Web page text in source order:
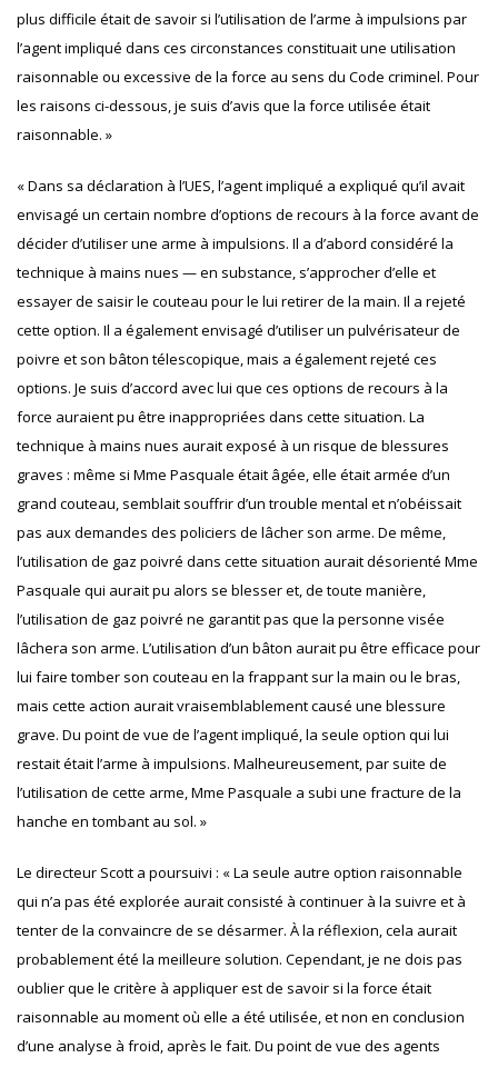
plus difficile était de savoir si l’utilisation de l’arme à impulsions par
l’agent impliqué dans ces circonstances constituait une utilisation
raisonnable ou excessive de la force au sens du Code criminel. Pour
les raisons ci-dessous, je suis d’avis que la force utilisée était
raisonnable. »
« Dans sa déclaration à l’UES, l’agent impliqué a expliqué qu’il avait
envisagé un certain nombre d’options de recours à la force avant de
décider d’utiliser une arme à impulsions. Il a d’abord considéré la
technique à mains nues — en substance, s’approcher d’elle et
essayer de saisir le couteau pour le lui retirer de la main. Il a rejeté
cette option. Il a également envisagé d’utiliser un pulvérisateur de
poivre et son bâton télescopique, mais a également rejeté ces
options. Je suis d’accord avec lui que ces options de recours à la
force auraient pu être inappropriées dans cette situation. La
technique à mains nues aurait exposé à un risque de blessures
graves : même si Mme Pasquale était âgée, elle était armée d’un
grand couteau, semblait souffrir d’un trouble mental et n’obéissait
pas aux demandes des policiers de lâcher son arme. De même,
l’utilisation de gaz poivré dans cette situation aurait désorienté Mme
Pasquale qui aurait pu alors se blesser et, de toute manière,
l’utilisation de gaz poivré ne garantit pas que la personne visée
lâchera son arme. L’utilisation d’un bâton aurait pu être efficace pour
lui faire tomber son couteau en la frappant sur la main ou le bras,
mais cette action aurait vraisemblablement causé une blessure
grave. Du point de vue de l’agent impliqué, la seule option qui lui
restait était l’arme à impulsions. Malheureusement, par suite de
l’utilisation de cette arme, Mme Pasquale a subi une fracture de la
hanche en tombant au sol. »
Le directeur Scott a poursuivi : « La seule autre option raisonnable
qui n’a pas été explorée aurait consisté à continuer à la suivre et à
tenter de la convaincre de se désarmer. À la réflexion, cela aurait
probablement été la meilleure solution. Cependant, je ne dois pas
oublier que le critère à appliquer est de savoir si la force était
raisonnable au moment où elle a été utilisée, et non en conclusion
d’une analyse à froid, après le fait. Du point de vue des agents